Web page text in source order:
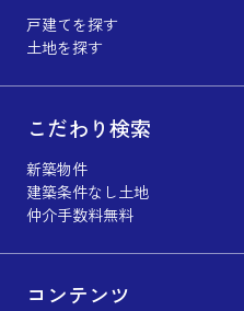
戸建てを探す
土地を探す
こだわり検索
新築物件
建築条件なし土地
仲介手数料無料
コンテンツ